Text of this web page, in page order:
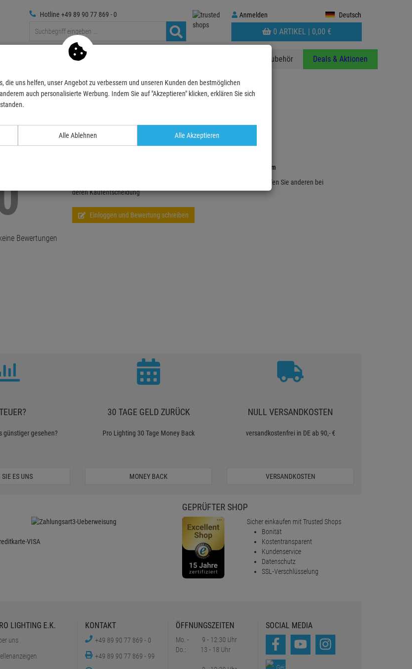
Anmelden
Anmelden Deutsch
WARENKORB
AUFKLAPPEN
0 ARTIKEL | 0,00 €
Hotline +49 89 90 77 869 - 0
Medientechnik Zubehör Deals & Aktionen
Bewertungen
Bewertungen
LITECRAFT MCS 1725 Trolley,ABS-Case, IP 67, black,79 x 59,5 x 36,5 cm
Schreiben Sie jetzt Ihre persönliche Erfahrung mit diesem Artikel und helfen Sie anderen bei
deren Kaufentscheidung
Einloggen und Bewertung schreiben
günstiger gesehen?
SIE ES UNS
30 TAGE GELD ZURÜCK
Pro Lighting 30 Tage Money Back
MONEY BACK
NULL VERSANDKOSTEN
versandkostenfrei in DE ab 90,- €
VERSANDKOSTEN
GEPRÜFTER SHOP
Sicher einkaufen mit Trusted Shops
Bonität
Kostentransparent
Kundenservice
Datenschutz
SSL-Verschlüsselung
LIGHTING E.K.
uns
KONTAKT
+49 89 90 77 869 - 0
+49 89 90 77 869 - 99
ÖFFNUNGSZEITEN
Mo. -
Do.:
9 - 12:30 Uhr
13 - 18 Uhr
SOCIAL MEDIA
die uns helfen, unser Angebot zu verbessern und unseren Kunden den bestmöglichen
auch personalisierte Werbung. Indem Sie auf "Akzeptieren" klicken, erklären Sie sich
Alle Ablehnen Alle Akzeptieren